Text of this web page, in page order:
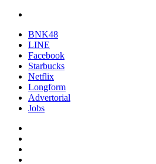
BNK48
LINE
Facebook
Starbucks
Netflix
Longform
Advertorial
Jobs